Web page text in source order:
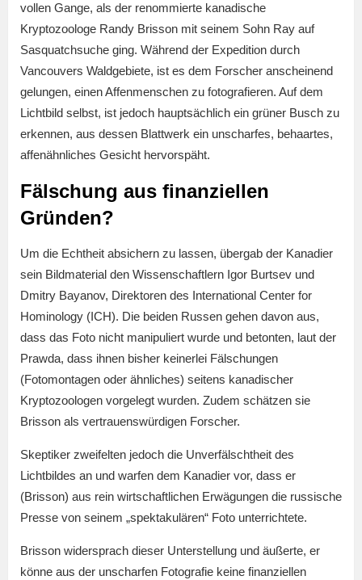
vollen Gange, als der renommierte kanadische
Kryptozoologe Randy Brisson mit seinem Sohn Ray auf
Sasquatchsuche ging. Während der Expedition durch
Vancouvers Waldgebiete, ist es dem Forscher anscheinend
gelungen, einen Affenmenschen zu fotografieren. Auf dem
Lichtbild selbst, ist jedoch hauptsächlich ein grüner Busch zu
erkennen, aus dessen Blattwerk ein unscharfes, behaartes,
affenähnliches Gesicht hervorspäht.
Fälschung aus finanziellen
Gründen?
Um die Echtheit absichern zu lassen, übergab der Kanadier
sein Bildmaterial den Wissenschaftlern Igor Burtsev und
Dmitry Bayanov, Direktoren des International Center for
Hominology (ICH). Die beiden Russen gehen davon aus,
dass das Foto nicht manipuliert wurde und betonten, laut der
Prawda, dass ihnen bisher keinerlei Fälschungen
(Fotomontagen oder ähnliches) seitens kanadischer
Kryptozoologen vorgelegt wurden. Zudem schätzen sie
Brisson als vertrauenswürdigen Forscher.
Skeptiker zweifelten jedoch die Unverfälschtheit des
Lichtbildes an und warfen dem Kanadier vor, dass er
(Brisson) aus rein wirtschaftlichen Erwägungen die russische
Presse von seinem „spektakulären“ Foto unterrichtete.
Brisson widersprach dieser Unterstellung und äußerte, er
könne aus der unscharfen Fotografie keine finanziellen